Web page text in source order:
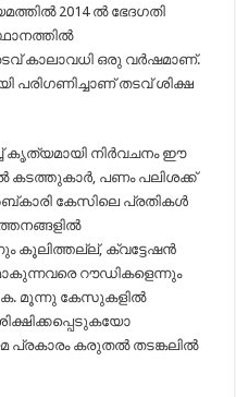
2014 ൽ ഭേദഗതി
കാലാവധി ഒരു വർഷമാണ്.
പരിഗണിച്ചാണ് തടവ് ശിക്ഷ
കൃത്യമായി നിർവചനം ഈ
പണം പലിശക്ക്
കേസിലെ പ്രതികൾ
കൂലിത്തല്ല്, ക്വട്ടേഷൻ
റൗഡികളെന്നും
മൂന്നു കേസുകളിൽ
കരുതൽ തടങ്കലിൽ